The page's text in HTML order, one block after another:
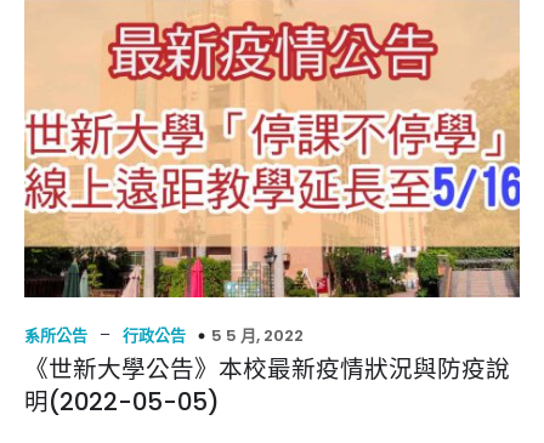
系所公告 – 行政公告 5 5 月, 2022
《世新大學公告》本校最新疫情狀況與防疫說
明(2022-05-05)